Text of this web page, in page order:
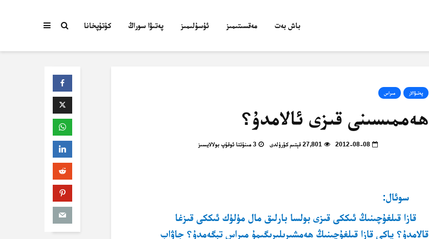
باش بەت مەقسىتىمىز ئۇسۇلىمىز پەتىۋا سوراڭ كۇتۇپخانا
پەتىۋالار مىراس
ھەممىسىنى قىزى ئالامدۇ؟
2012-08-08 27,801 قېتىم كۆرۈلدى 3 مىنۇتتا ئوقۇپ بولالايسىز
سوئال:
قازا قىلغۇچىنىڭ ئىككى قىزى بولسا بارلىق مال مۈلۈك ئىككى قىزغا
قالامدۇ؟ ياكى قازا قىلغۇچىنىڭ ھەمشىرىلىرىگىمۇ مىراس تېگەمدۇ؟ جاۋاب